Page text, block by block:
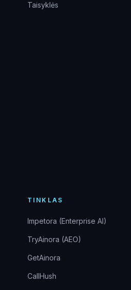
Taisyklės
TINKLAS
Impetora (Enterprise AI)
TryAinora (AEO)
GetAinora
CallHush